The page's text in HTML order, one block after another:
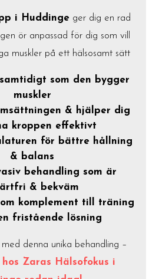
i Huddinge ger dig en rad
ör anpassad för dig som vill
muskler på ett hälsosamt sätt
som den bygger
muskler
& hjälper dig
kroppen effektivt
för bättre hållning
& balans
behandling som är
& bekväm
komplement till träning
fristående lösning
denna unika behandling –
Zaras Hälsofokus i